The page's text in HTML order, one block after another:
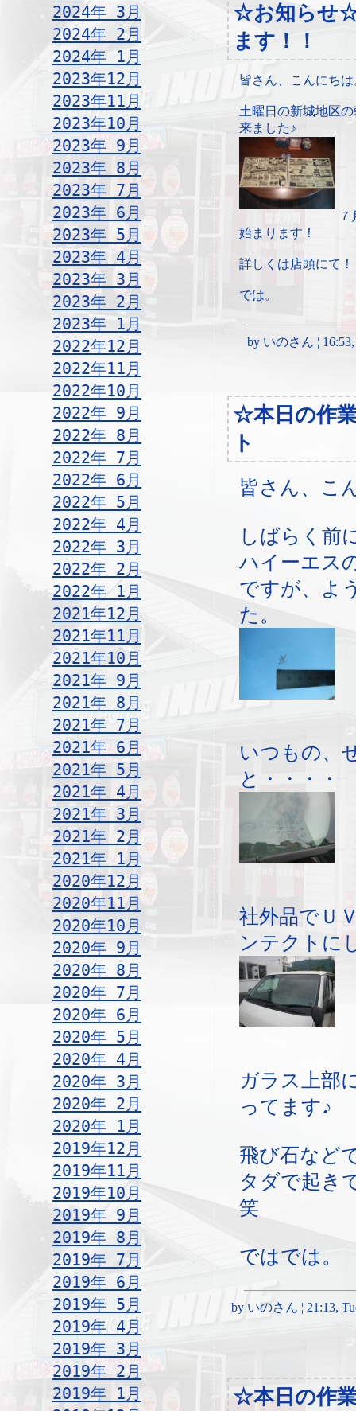
2024年 3月
2024年 2月
2024年 1月
2023年12月
2023年11月
2023年10月
2023年 9月
2023年 8月
2023年 7月
2023年 6月
2023年 5月
2023年 4月
2023年 3月
2023年 2月
2023年 1月
2022年12月
2022年11月
2022年10月
2022年 9月
2022年 8月
2022年 7月
2022年 6月
2022年 5月
2022年 4月
2022年 3月
2022年 2月
2022年 1月
2021年12月
2021年11月
2021年10月
2021年 9月
2021年 8月
2021年 7月
2021年 6月
2021年 5月
2021年 4月
2021年 3月
2021年 2月
2021年 1月
2020年12月
2020年11月
2020年10月
2020年 9月
2020年 8月
2020年 7月
2020年 6月
2020年 5月
2020年 4月
2020年 3月
2020年 2月
2020年 1月
2019年12月
2019年11月
2019年10月
2019年 9月
2019年 8月
2019年 7月
2019年 6月
2019年 5月
2019年 4月
2019年 3月
2019年 2月
2019年 1月
☆お知らせ
ます！！
皆さん、こんにちは
土曜日の新城地区
来ました♪
始まります！
詳しくは店頭にて！
では。
by いのさん ¦
☆本日の作
ト
皆さん、こ
しばらく前
ハイーエス
ですが、よ
た。
いつもの、
と・・・・
社外品でＵ
ンテクトに
ガラス上部
ってます♪
飛び石など
タダで起き
笑
ではでは。
by いのさん ¦ 21:13,
☆本日の作